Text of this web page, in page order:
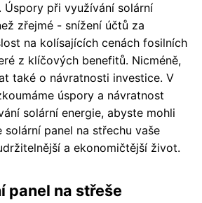
Úspory při využívání solární
zřejmé - snížení účtů za
na kolísajících cenách fosilních
z klíčových benefitů. Nicméně,
také o návratnosti investice. V
úspory a návratnost
solární energie, abyste mohli
panel na střechu vaše
a ekonomičtější život.
panel na střeše